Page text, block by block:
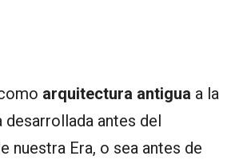
arquitectura antigua a la
desarrollada antes del
nuestra Era, o sea antes de